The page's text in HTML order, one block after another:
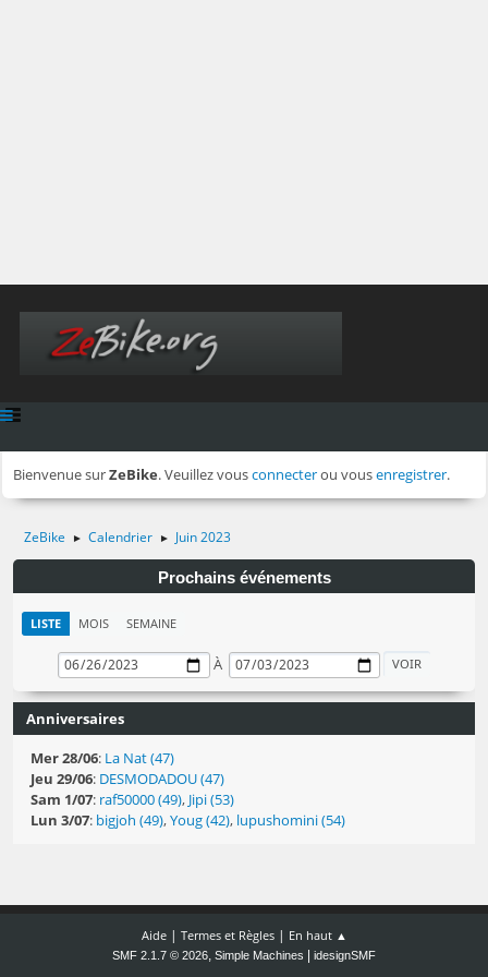
Bienvenue surZeBike. Veuillez vousconnecterou vousenregistrer.
ZeBike ► Calendrier ► Juin 2023
Prochains événements
LISTE MOIS SEMAINE
À
Anniversaires
Mer 28/06: La Nat (47)
Jeu 29/06: DESMODADOU (47)
Sam 1/07: raf50000 (49), Jipi (53)
Lun 3/07: bigjoh (49),Youg (42), lupushomini (54)
Aide| Termes et Règles| En haut ▲
SMF 2.1.7 © 2026, Simple Machines idesignSMF